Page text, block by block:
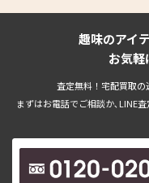
趣味のアイ
お気軽
査定無料！宅配買取の
まずはお電話でご相談か､LINE